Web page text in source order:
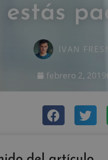
estás
IVAN
febrero 2, 2019